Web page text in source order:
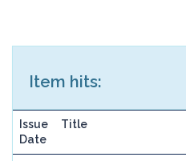
Item hits:
Issue
Date
Title